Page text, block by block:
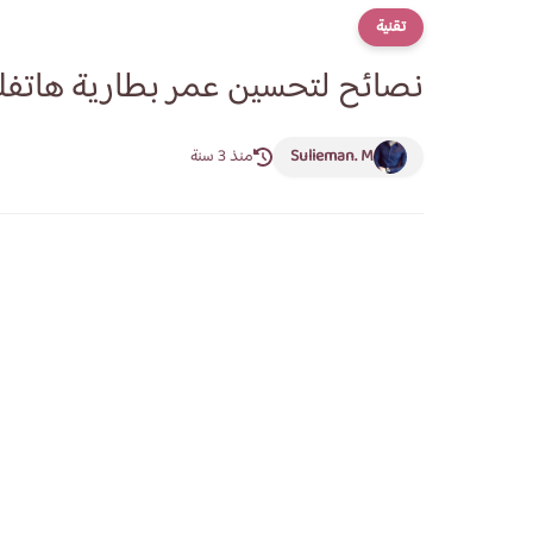
تقنية
نصائح لتحسين عمر بطارية
Sulieman. M منذ 3 سنة